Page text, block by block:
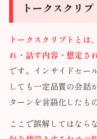
トークスクリプ
トークスクリプトとは
れ・話す内容・想定さ
です。インサイドセー
しても一定品質の会話
ターンを言語化したも
ここで誤解してはなら